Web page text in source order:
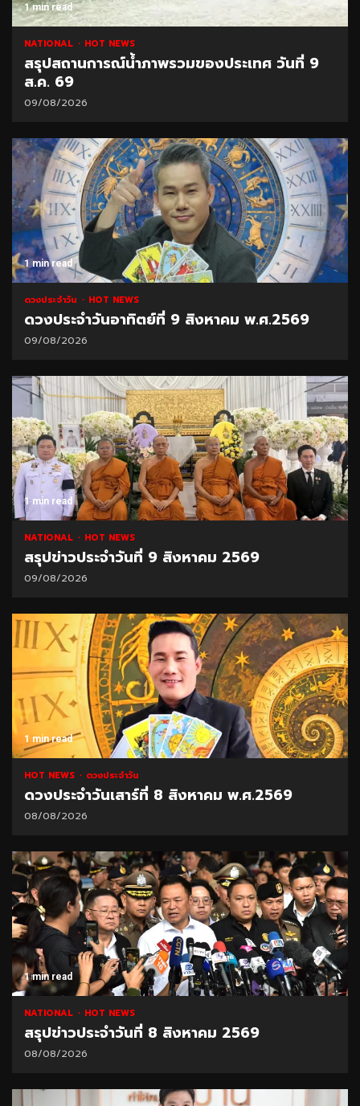
1 min read
NATIONAL HOT NEWS
สรุปสถานการณ์น้ำภาพรวมของประเทศ วันที่ 9
ส.ค. 69
09/08/2026
1 min read
ดวงประจำวัน HOT NEWS
ดวงประจำวันอาทิตย์ที่ 9 สิงหาคม พ.ศ.2569
09/08/2026
1 min read
NATIONAL HOT NEWS
สรุปข่าวประจำวันที่ 9 สิงหาคม 2569
09/08/2026
1 min read
HOT NEWS ดวงประจำวัน
ดวงประจำวันเสาร์ที่ 8 สิงหาคม พ.ศ.2569
08/08/2026
1 min read
NATIONAL HOT NEWS
สรุปข่าวประจำวันที่ 8 สิงหาคม 2569
08/08/2026